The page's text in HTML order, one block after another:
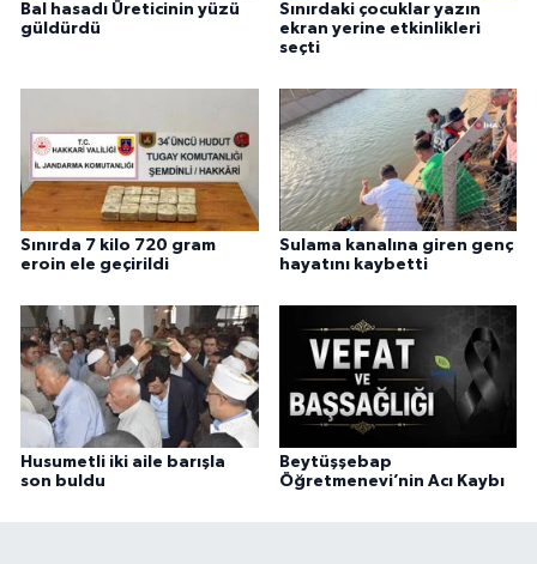
Bal hasadı Üreticinin yüzü
güldürdü
Sınırdaki çocuklar yazın
ekran yerine etkinlikleri
seçti
Sınırda 7 kilo 720 gram
eroin ele geçirildi
Sulama kanalına giren genç
hayatını kaybetti
Husumetli iki aile barışla
son buldu
Beytüşşebap
Öğretmenevi’nin Acı Kaybı